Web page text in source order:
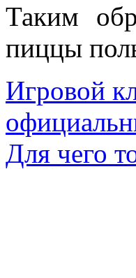
Таким
пиццы
Игровой
Для чего